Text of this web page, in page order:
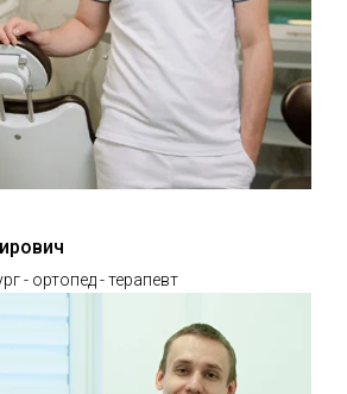
- ортопед - терапевт